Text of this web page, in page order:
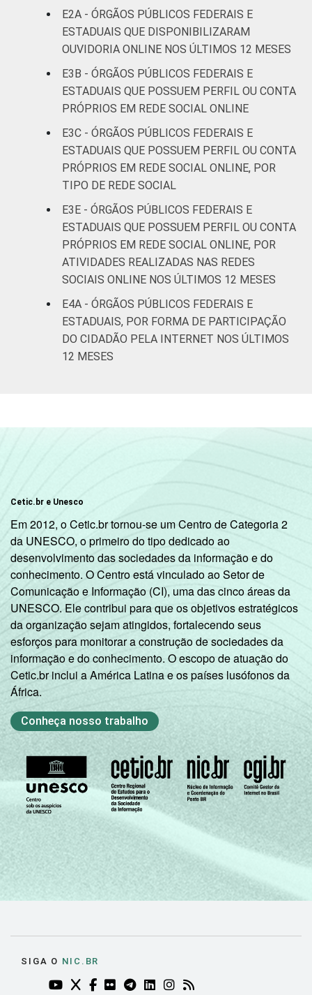
E2A - ÓRGÃOS PÚBLICOS FEDERAIS E
ESTADUAIS QUE DISPONIBILIZARAM
OUVIDORIA ONLINE NOS ÚLTIMOS 12 MESES
E3B - ÓRGÃOS PÚBLICOS FEDERAIS E
ESTADUAIS QUE POSSUEM PERFIL OU CONTA
PRÓPRIOS EM REDE SOCIAL ONLINE
E3C - ÓRGÃOS PÚBLICOS FEDERAIS E
ESTADUAIS QUE POSSUEM PERFIL OU CONTA
PRÓPRIOS EM REDE SOCIAL ONLINE, POR
TIPO DE REDE SOCIAL
E3E - ÓRGÃOS PÚBLICOS FEDERAIS E
ESTADUAIS QUE POSSUEM PERFIL OU CONTA
PRÓPRIOS EM REDE SOCIAL ONLINE, POR
ATIVIDADES REALIZADAS NAS REDES
SOCIAIS ONLINE NOS ÚLTIMOS 12 MESES
E4A - ÓRGÃOS PÚBLICOS FEDERAIS E
ESTADUAIS, POR FORMA DE PARTICIPAÇÃO
DO CIDADÃO PELA INTERNET NOS ÚLTIMOS
12 MESES
Cetic.br e Unesco
Em 2012, o Cetic.br tornou-se um Centro de Categoria 2
da UNESCO, o primeiro do tipo dedicado ao
desenvolvimento das sociedades da informação e do
conhecimento. O Centro está vinculado ao Setor de
Comunicação e Informação (CI), uma das cinco áreas da
UNESCO. Ele contribui para que os objetivos estratégicos
da organização sejam atingidos, fortalecendo seus
esforços para monitorar a construção de sociedades da
informação e do conhecimento. O escopo de atuação do
Cetic.br inclui a América Latina e os países lusófonos da
África.
Conheça nosso trabalho
SIGA O NIC.BR
YOUTUBE DO NIC.BR (ABRE EM NOVA ABA)
TWITTER DO NIC.BR (ABRE EM NOVA ABA)
FACEBOOK DO NIC.BR (ABRE EM NOVA
FLICKR DO NIC.BR (ABRE EM NOVA
TELEGRAM DO NIC.BR (ABRE EM
LINKEDIN DO NIC.BR (ABRE
INSTAGRAM DO NIC.BR
RSS DO NIC.BR (ABRE